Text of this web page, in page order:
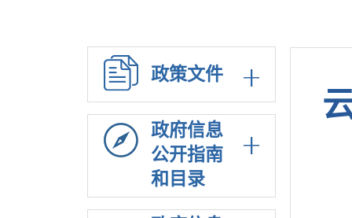
政策文件
政府信息
公开指南
和目录